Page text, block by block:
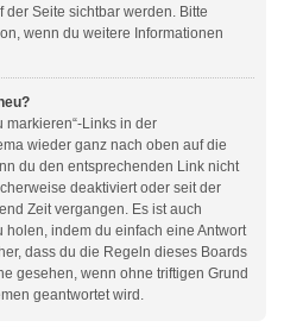
Seite sichtbar werden. Bitte
wenn du weitere Informationen
markieren“-Links in der
wieder ganz nach oben auf die
du den entsprechenden Link nicht
deaktiviert oder seit der
Zeit vergangen. Es ist auch
indem du einfach eine Antwort
dass du die Regeln dieses Boards
gesehen, wenn ohne triftigen Grund
geantwortet wird.